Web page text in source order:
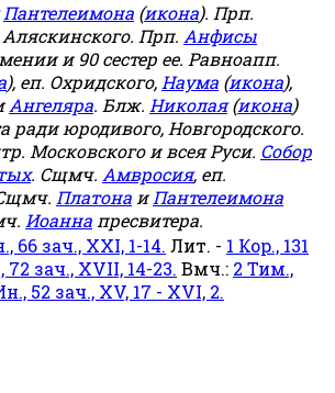
Пантелеимона (икона). Прп.
Аляскинского. Прп. Анфисы
и 90 сестер ее. Равноапп.
), еп. Охридского, Наума (икона),
Ангеляра. Блж. Николая(икона)
ради юродивого, Новгородского.
Московского и всея Руси. Собор
. Сщмч. Амвросия, еп.
Платона иПантелеимона
Иоанна пресвитера.
66 зач., XXI, 1-14. Лит. - 1 Кор., 131
зач., XVII, 14-23. Вмч.: 2 Тим.,
52 зач., XV, 17 - XVI, 2.